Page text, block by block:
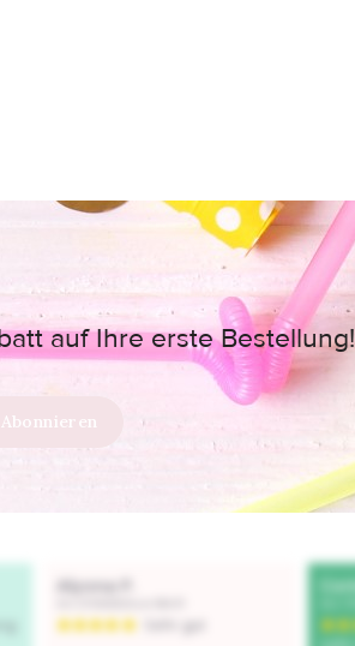
auf Ihre erste Bestellung!